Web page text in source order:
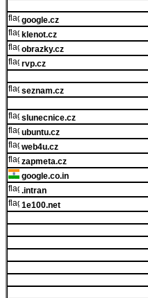
google.cz
klenot.cz
obrazky.cz
rvp.cz
seznam.cz
slunecnice.cz
ubuntu.cz
web4u.cz
zapmeta.cz
google.co.in
.intran
1e100.net